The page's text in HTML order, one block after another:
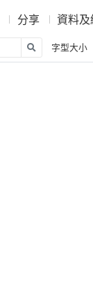
分享 資料
搜尋字型大小